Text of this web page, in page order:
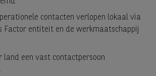
contacten verlopen lokaal via
Factor entiteit en de werkmaatschappij
land een vast contactpersoon